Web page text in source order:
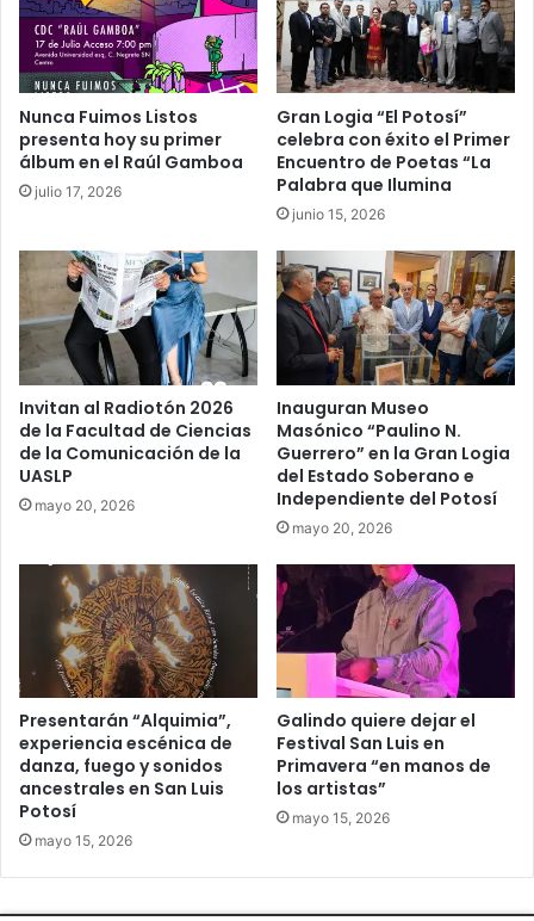
Nunca Fuimos Listos
presenta hoy su primer
álbum en el Raúl Gamboa
julio 17, 2026
Gran Logia “El Potosí”
celebra con éxito el Primer
Encuentro de Poetas “La
Palabra que Ilumina
junio 15, 2026
Invitan al Radiotón 2026
de la Facultad de Ciencias
de la Comunicación de la
UASLP
mayo 20, 2026
Inauguran Museo
Masónico “Paulino N.
Guerrero” en la Gran Logia
del Estado Soberano e
Independiente del Potosí
mayo 20, 2026
Presentarán “Alquimia”,
experiencia escénica de
danza, fuego y sonidos
ancestrales en San Luis
Potosí
mayo 15, 2026
Galindo quiere dejar el
Festival San Luis en
Primavera “en manos de
los artistas”
mayo 15, 2026